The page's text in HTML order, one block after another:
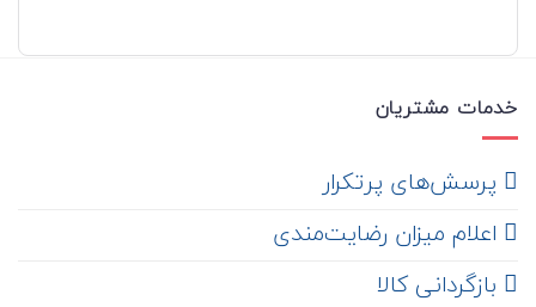
خدمات مشتریان
‌ پرسش‌های پرتکرار
اعلام میزان رضایت‌مندی
‌ بازگردانی کالا